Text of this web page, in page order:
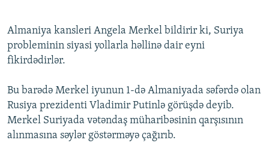
MULTIMEDIA
VIDEO
İNFOQRAFIKA
KARIKATURA
RADIO ARXIV
AZƏRBAYCAN ƏDƏBIYYATI KITABXANASI
İSLAM VƏ DEMOKRATIYA
İZ - MƏDƏNIYYƏT PROQRAMI
MISSIYAMIZ
PEŞƏ ETIKASI VƏ JURNALISTIKA STANDARTLARIMIZ
MATERIALLARIMIZDAN ISTIFADƏ
BIZI IZLƏ
Almaniya kansleri Angela Merkel bildirir ki, Suriya
probleminin siyasi yollarla həllinə dair eyni
fikirdədirlər.
Bu barədə Merkel iyunun 1-də Almaniyada səfərdə olan
Rusiya prezidenti Vladimir Putinlə görüşdə deyib.
Merkel Suriyada vətəndaş müharibəsinin qarşısının
alınmasına səylər göstərməyə çağırıb.